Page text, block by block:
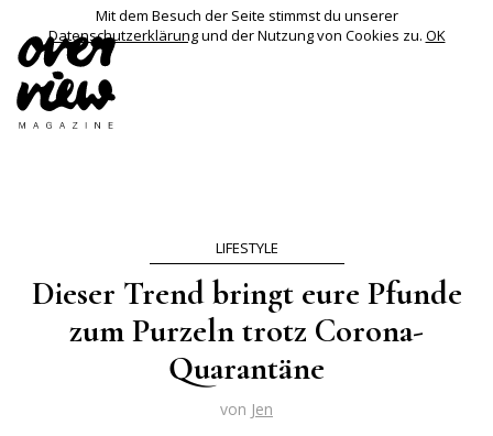
Mit dem Besuch der Seite stimmst du unserer
Datenschutzerklärungund der Nutzung von Cookies zu. OK
LIFESTYLE
Dieser Trend bringt eure Pfunde
zum Purzeln trotz Corona-
Quarantäne
von Jen